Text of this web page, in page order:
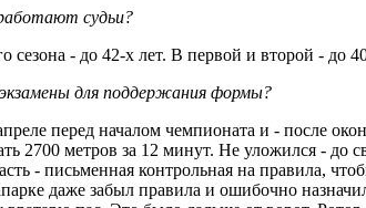
судьи?
сезона - до 42-х лет. В первой и второй - до
для поддержания формы?
перед началом чемпионата и - после
2700 метров за 12 минут. Не уложился - до
- письменная контрольная на правила,
даже забыл правила и ошибочно